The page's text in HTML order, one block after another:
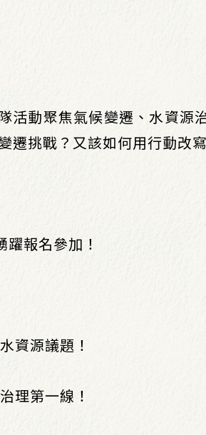
活動聚焦氣候變遷、水資源
遷挑戰？又該如何用行動改
報名參加！
資源議題！
理第一線！